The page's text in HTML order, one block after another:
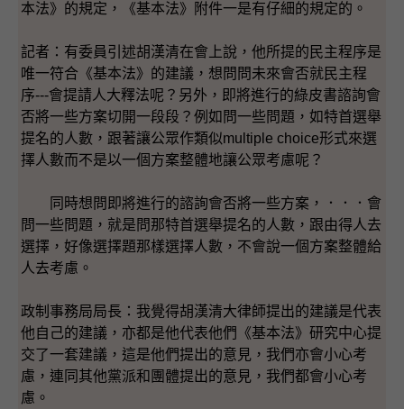
本法》的規定，《基本法》附件一是有仔細的規定的。
記者：有委員引述胡漢清在會上說，他所提的民主程序是
唯一符合《基本法》的建議，想問問未來會否就民主程
序---會提請人大釋法呢？另外，即將進行的綠皮書諮詢會
否將一些方案切開一段段？例如問一些問題，如特首選舉
提名的人數，跟著讓公眾作類似multiple choice形式來選
擇人數而不是以一個方案整體地讓公眾考慮呢？
同時想問即將進行的諮詢會否將一些方案，．．．會
問一些問題，就是問那特首選舉提名的人數，跟由得人去
選擇，好像選擇題那樣選擇人數，不會說一個方案整體給
人去考慮。
政制事務局局長：我覺得胡漢清大律師提出的建議是代表
他自己的建議，亦都是他代表他們《基本法》研究中心提
交了一套建議，這是他們提出的意見，我們亦會小心考
慮，連同其他黨派和團體提出的意見，我們都會小心考
慮。